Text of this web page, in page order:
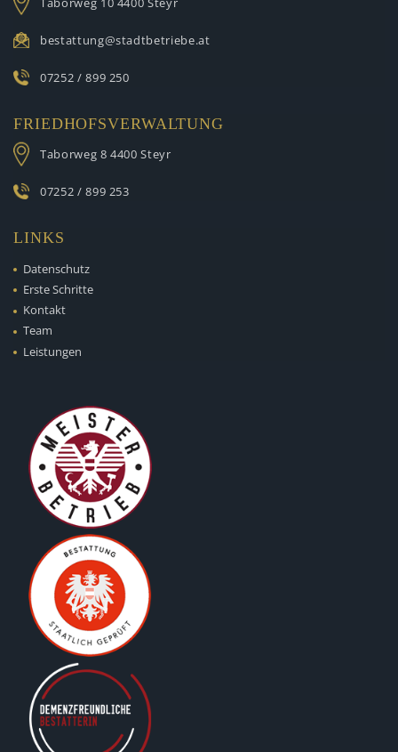
bestattung@stadtbetriebe.at
07252 / 899 250
FRIEDHOFSVERWALTUNG
Taborweg 8 4400 Steyr
07252 / 899 253
LINKS
Datenschutz
Erste Schritte
Kontakt
Team
Leistungen